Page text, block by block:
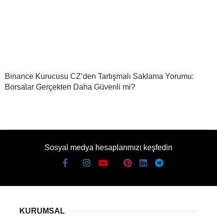
Binance Kurucusu CZ’den Tartışmalı Saklama Yorumu:
Borsalar Gerçekten Daha Güvenli mi?
Sosyal medya hesaplarımızı keşfedin
KURUMSAL